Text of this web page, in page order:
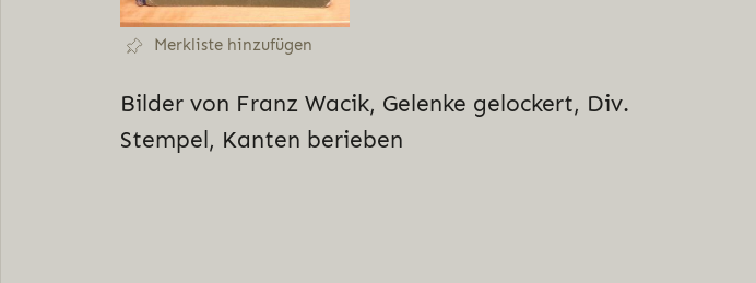
Merkliste hinzufügen
Bilder von Franz Wacik, Gelenke gelockert, Div.
Stempel, Kanten berieben